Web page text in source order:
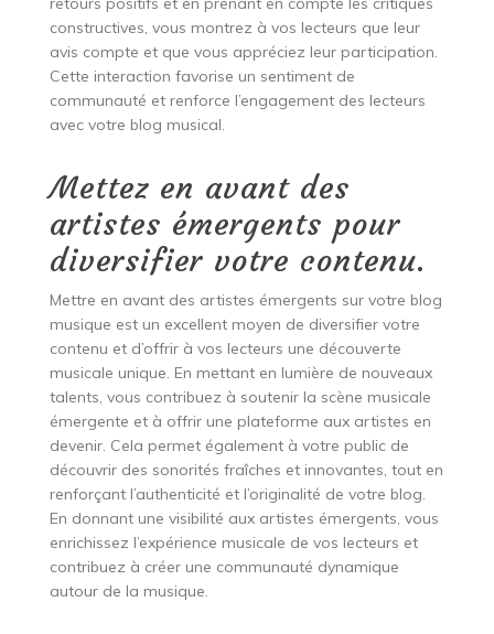
constructives, vous montrez à vos lecteurs que leur
avis compte et que vous appréciez leur participation.
Cette interaction favorise un sentiment de
communauté et renforce l’engagement des lecteurs
avec votre blog musical.
Mettez en avant des
artistes émergents pour
diversifier votre contenu.
Mettre en avant des artistes émergents sur votre blog
musique est un excellent moyen de diversifier votre
contenu et d’offrir à vos lecteurs une découverte
musicale unique. En mettant en lumière de nouveaux
talents, vous contribuez à soutenir la scène musicale
émergente et à offrir une plateforme aux artistes en
devenir. Cela permet également à votre public de
découvrir des sonorités fraîches et innovantes, tout en
renforçant l’authenticité et l’originalité de votre blog.
En donnant une visibilité aux artistes émergents, vous
enrichissez l’expérience musicale de vos lecteurs et
contribuez à créer une communauté dynamique
autour de la musique.